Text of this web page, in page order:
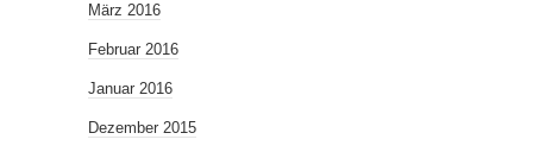
März 2016
Februar 2016
Januar 2016
Dezember 2015